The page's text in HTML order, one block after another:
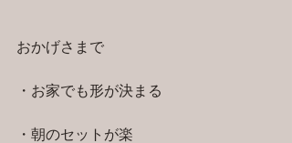
おかげさまで
・お家でも形が決まる
・朝のセットが楽